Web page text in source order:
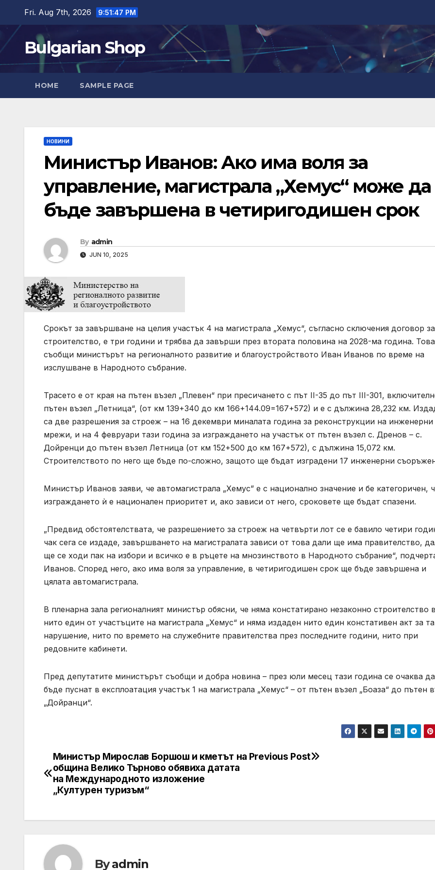
content
Fri. Aug 7th, 2026 9:51:47 PM
Bulgarian Shop
HOME SAMPLE PAGE
НОВИНИ
Министър Иванов: Ако има воля за
управление, магистрала „Хемус“ може да
бъде завършена в четиригодишен срок
By admin
JUN 10, 2025
Срокът за завършване на целия участък 4 на магистрала „Хемус“, съгласно сключения договор за
строителство, е три години и трябва да завърши през втората половина на 2028-ма година. Това
съобщи министърът на регионалното развитие и благоустройството Иван Иванов по време на
изслушване в Народното събрание.
Трасето е от края на пътен възел „Плевен“ при пресичането с път II-35 до път III-301,
пътен възел „Летница“, (от км 139+340 до км 166+144.09=167+572) и е с дължина 28,232 км.
са две разрешения за строеж – на 16 декември миналата година за реконструкции на инженерни
мрежи, и на 4 февруари тази година за изграждането на участък от пътен възел с. Дренов – с.
Дойренци до пътен възел Летница (от км 152+500 до км 167+572), с дължина 15,072 км.
Строителството по него ще бъде по-сложно, защото ще бъдат изградени 17 инженерни
Министър Иванов заяви, че автомагистрала „Хемус” е с национално значение и бе категоричен,
изграждането ѝ е национален приоритет и, ако зависи от него, сроковете ще бъдат спазени.
„Предвид обстоятелствата, че разрешението за строеж на четвърти лот се е бавило четири
чак сега се издаде, завършването на магистралата зависи от това дали ще има правителство,
ще се ходи пак на избори и всичко е в ръцете на мнозинството в Народното събрание“,
Иванов. Според него, ако има воля за управление, в четиригодишен срок ще бъде завършена и
цялата автомагистрала.
В пленарна зала регионалният министър обясни, че няма констатирано незаконно строителство в
нито един от участъците на магистрала „Хемус“ и няма издаден нито един констативен акт за
нарушение, нито по времето на служебните правителства през последните години, нито при
редовните кабинети.
Пред депутатите министърът съобщи и добра новина – през юли месец тази година се очаква да
бъде пуснат в експлоатация участък 1 на магистрала „Хемус“ – от пътен възел „Боаза“ до пътен
„Дойранци“.
Post
navigation
Previous Post
Министър Мирослав Боршош и кметът на
община Велико Търново обявиха датата
на Международното изложение
„Културен туризъм“
Byadmin